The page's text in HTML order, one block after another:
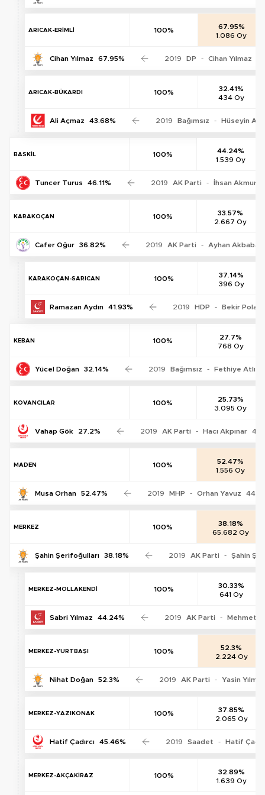
ARICAK-ERİMLİ 100%
67.95%
1.086 Oy
Cihan Yılmaz 67.95% 2019 DP - Cihan Yılmaz
ARICAK-BÜKARDI 100%
32.41%
434 Oy
Ali Açmaz 43.68% 2019 Bağımsız - Hüseyin
BASKİL 100%
44.24%
1.539 Oy
Tuncer Turus 46.11% 2019 AK Parti - İhsan Akmurat
KARAKOÇAN 100%
33.57%
2.667 Oy
Cafer Oğur 36.82% 2019 AK Parti - Ayhan Akbaba
KARAKOÇAN-SARICAN 100%
37.14%
396 Oy
Ramazan Aydın 41.93% 2019 HDP - Bekir Polat
KEBAN 100%
27.7%
768 Oy
Yücel Doğan 32.14% 2019 Bağımsız - Fethiye Atlı
KOVANCILAR 100%
25.73%
3.095 Oy
Vahap Gök 27.2% 2019 AK Parti - Hacı Akpınar
MADEN 100%
52.47%
1.556 Oy
Musa Orhan 52.47% 2019 MHP - Orhan Yavuz
MERKEZ 100%
38.18%
65.682 Oy
Şahin Şerifoğulları 38.18% 2019 AK Parti - Şahin
MERKEZ-MOLLAKENDİ 100%
30.33%
641 Oy
Sabri Yılmaz 44.24% 2019 AK Parti - Mehmet
MERKEZ-YURTBAŞI 100%
52.3%
2.224 Oy
Nihat Doğan 52.3% 2019 AK Parti - Yasin Yılmaz
MERKEZ-YAZIKONAK 100%
37.85%
2.065 Oy
Hatif Çadırcı 45.46% 2019 Saadet - Hatif
MERKEZ-AKÇAKİRAZ 100%
32.89%
1.639 Oy